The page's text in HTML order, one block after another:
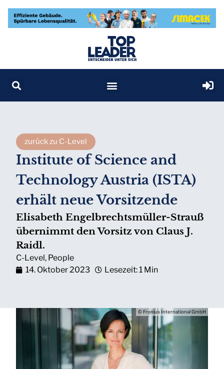
zurück zu C-Level
Institute of Science and
Technology Austria (ISTA)
erhält neue Vorsitzende
Elisabeth Engelbrechtsmüller-Strauß
übernimmt den Vorsitz von Claus J.
Raidl.
C-Level, People
14. Oktober 2023
Lesezeit: 1 Min
© Fronius International GmbH